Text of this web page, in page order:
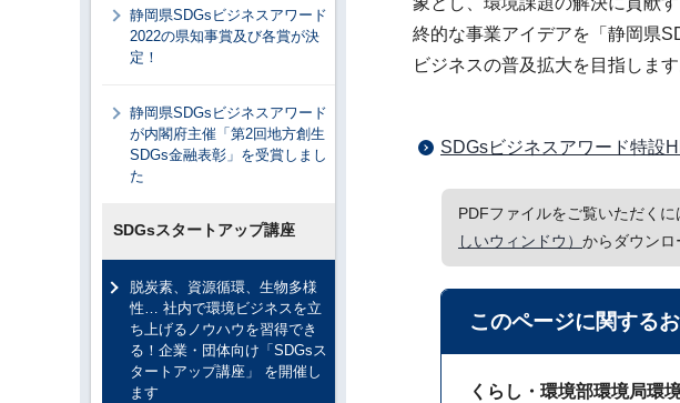
終的な事業アイデアを「静岡県
ビジネスの普及拡⼤を⽬指します
SDGsビジネスアワード特設
PDFファイルをご覧いただく
しいウィンドウ） からダウンロ
このページに関する
くらし・環境部環境局環
静岡県SDGsビジネスアワード
2022の県知事賞及び各賞が決
定！
静岡県SDGsビジネスアワード
が内閣府主催「第2回地方創生
SDGs金融表彰」を受賞しまし
た
SDGsスタートアップ講座
脱炭素、資源循環、生物多様
性… 社内で環境ビジネスを立
ち上げるノウハウを習得でき
る！企業・団体向け「SDGsス
タートアップ講座」 を開催し
ます